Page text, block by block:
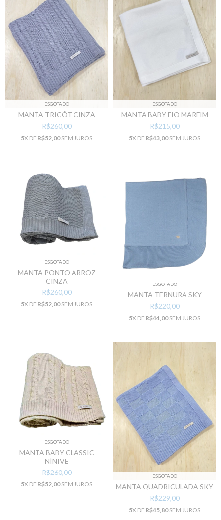
ESGOTADO
MANTA TRICÔT CINZA
R$260,00
5X DE R$52,00SEM JUROS
ESGOTADO
MANTA BABY FIO MARFIM
R$215,00
5X DE R$43,00SEM JUROS
ESGOTADO
MANTA PONTO ARROZ
CINZA
R$260,00
5X DE R$52,00SEM JUROS
ESGOTADO
MANTA TERNURA SKY
R$220,00
5X DE R$44,00SEM JUROS
ESGOTADO
MANTA BABY CLASSIC
NÍNIVE
R$260,00
5X DE R$52,00SEM JUROS
ESGOTADO
MANTA QUADRICULADA SKY
R$229,00
5X DE R$45,80SEM JUROS